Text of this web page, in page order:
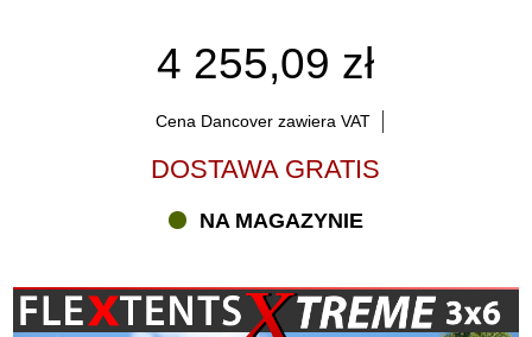
4 255,09 zł
Cena Dancover zawiera VAT
DOSTAWA GRATIS
NA MAGAZYNIE